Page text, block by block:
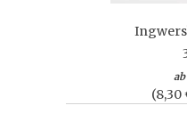
ab
(8,30